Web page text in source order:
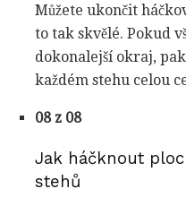
Můžete ukončit
to tak skvělé. Pokud
dokonalejší okraj,
každém stehu celou
08 z 08
Jak háčknout
stehů